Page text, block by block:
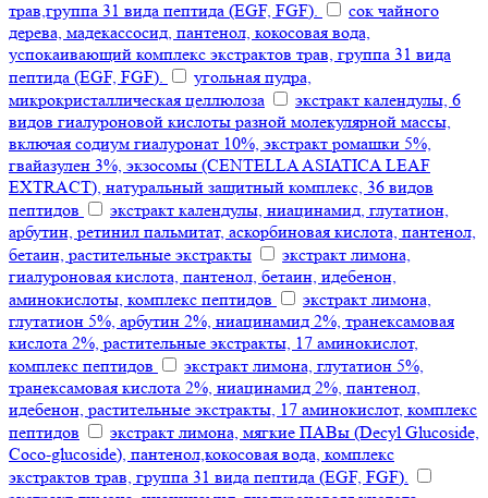
трав,группа 31 вида пептида (EGF, FGF).
сок чайного
дерева, мадекассосид, пантенол, кокосовая вода,
успокаивающий комплекс экстрактов трав, группа 31 вида
пептида (EGF, FGF).
угольная пудра,
микрокристаллическая целлюлоза
экстракт календулы, 6
видов гиалуроновой кислоты разной молекулярной массы,
включая содиум гиалуронат 10%, экстракт ромашки 5%,
гвайазулен 3%, экзосомы (CENTELLA ASIATICA LEAF
EXTRACT), натуральный защитный комплекс, 36 видов
пептидов
экстракт календулы, ниацинамид, глутатион,
арбутин, ретинил пальмитат, аскорбиновая кислота, пантенол,
бетаин, растительные экстракты
экстракт лимона,
гиалуроновая кислота, пантенол, бетаин, идебенон,
аминокислоты, комплекс пептидов
экстракт лимона,
глутатион 5%, арбутин 2%, ниацинамид 2%, транексамовая
кислота 2%, растительные экстракты, 17 аминокислот,
комплекс пептидов
экстракт лимона, глутатион 5%,
транексамовая кислота 2%, ниацинамид 2%, пантенол,
идебенон, растительные экстракты, 17 аминокислот, комплекс
пептидов
экстракт лимона, мягкие ПАВы (Decyl Glucoside,
Coco-glucoside), пантенол,кокосовая вода, комплекс
экстрактов трав, группа 31 вида пептида (EGF, FGF).